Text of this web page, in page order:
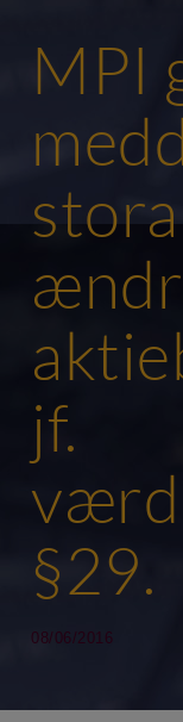
MPI
jf.
§29.
08/06/2016